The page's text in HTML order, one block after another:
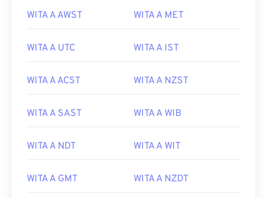
WITA A AWST WITA A MET
WITA A UTC WITA A IST
WITA A ACST WITA A NZST
WITA A SAST WITA A WIB
WITA A NDT WITA A WIT
WITA A GMT WITA A NZDT